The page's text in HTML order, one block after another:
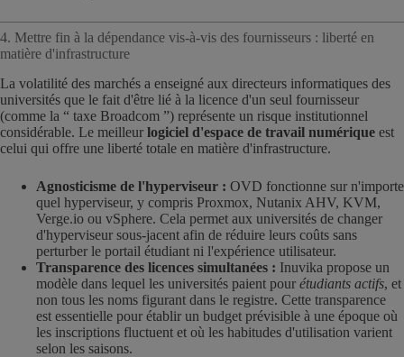
4. Mettre fin à la dépendance vis-à-vis des fournisseurs : liberté en
matière d'infrastructure
La volatilité des marchés a enseigné aux directeurs informatiques des
universités que le fait d'être lié à la licence d'un seul fournisseur
(comme la “ taxe Broadcom ”) représente un risque institutionnel
considérable. Le meilleur logiciel d'espace de travail numérique est
celui qui offre une liberté totale en matière d'infrastructure.
Agnosticisme de l'hyperviseur : OVD fonctionne sur n'importe
quel hyperviseur, y compris Proxmox, Nutanix AHV, KVM,
Verge.io ou vSphere. Cela permet aux universités de changer
d'hyperviseur sous-jacent afin de réduire leurs coûts sans
perturber le portail étudiant ni l'expérience utilisateur.
Transparence des licences simultanées : Inuvika propose un
modèle dans lequel les universités paient pour étudiants actifs, et
non tous les noms figurant dans le registre. Cette transparence
est essentielle pour établir un budget prévisible à une époque où
les inscriptions fluctuent et où les habitudes d'utilisation varient
selon les saisons.